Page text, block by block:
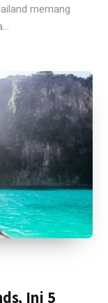
memang
Ini 5